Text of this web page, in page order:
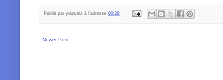
Publié par yduwelz à l'adresse 00:28
Newer Post